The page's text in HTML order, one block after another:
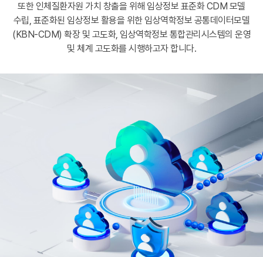
또한 인체질환자원 가치 창출을 위해 임상정보 표준화 CDM 모델
수립, 표준화된 임상정보 활용을 위한 임상역학정보 공통데이터모델
(KBN-CDM) 확장 및 고도화, 임상역학정보 통합관리시스템의 운영
및 체계 고도화를 시행하고자 합니다.